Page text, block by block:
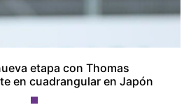
etapa con Thomas
en cuadrangular en Japón